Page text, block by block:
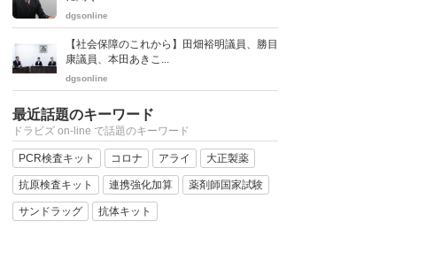
dgsonline
【社会保障のこれから】田畑裕明議員、勝目
康議員、本田あきこ...
dgsonline
最近話題のキーワード
ドラビズ on-line で話題のキーワード
PCR検査キット コロナ アライ 大正製薬
抗原検査キット 連携強化加算 薬剤師国家試験
サンドラッグ 抗体キット